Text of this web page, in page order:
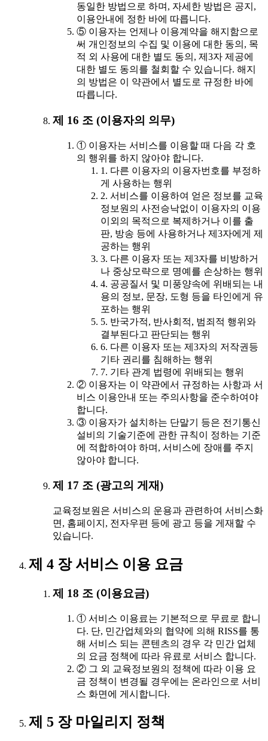
동일한 방법으로 하며, 자세한 방법은 공지,
이용안내에 정한 바에 따릅니다.
⑤ 이용자는 언제나 이용계약을 해지함으로
써 개인정보의 수집 및 이용에 대한 동의, 목
적 외 사용에 대한 별도 동의, 제3자 제공에
대한 별도 동의를 철회할 수 있습니다. 해지
의 방법은 이 약관에서 별도로 규정한 바에
따릅니다.
제 16 조 (이용자의 의무)
① 이용자는 서비스를 이용할 때 다음 각 호
의 행위를 하지 않아야 합니다.
1. 다른 이용자의 이용자번호를 부정하
게 사용하는 행위
2. 서비스를 이용하여 얻은 정보를 교육
정보원의 사전승낙없이 이용자의 이용
이외의 목적으로 복제하거나 이를 출
판, 방송 등에 사용하거나 제3자에게 제
공하는 행위
3. 다른 이용자 또는 제3자를 비방하거
나 중상모략으로 명예를 손상하는 행위
4. 공공질서 및 미풍양속에 위배되는 내
용의 정보, 문장, 도형 등을 타인에게 유
포하는 행위
5. 반국가적, 반사회적, 범죄적 행위와
결부된다고 판단되는 행위
6. 다른 이용자 또는 제3자의 저작권등
기타 권리를 침해하는 행위
7. 기타 관계 법령에 위배되는 행위
② 이용자는 이 약관에서 규정하는 사항과 서
비스 이용안내 또는 주의사항을 준수하여야
합니다.
③ 이용자가 설치하는 단말기 등은 전기통신
설비의 기술기준에 관한 규칙이 정하는 기준
에 적합하여야 하며, 서비스에 장애를 주지
않아야 합니다.
제 17 조 (광고의 게재)
교육정보원은 서비스의 운용과 관련하여 서비스화
면, 홈페이지, 전자우편 등에 광고 등을 게재할 수
있습니다.
제 4 장 서비스 이용 요금
제 18 조 (이용요금)
① 서비스 이용료는 기본적으로 무료로 합니
다. 단, 민간업체와의 협약에 의해 RISS를 통
해 서비스 되는 콘텐츠의 경우 각 민간 업체
의 요금 정책에 따라 유료로 서비스 합니다.
② 그 외 교육정보원의 정책에 따라 이용 요
금 정책이 변경될 경우에는 온라인으로 서비
스 화면에 게시합니다.
제 5 장 마일리지 정책